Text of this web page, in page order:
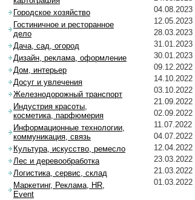
04.08.2023
12.05.2023
28.03.2023
31.01.2023
30.01.2023
09.12.2022
14.10.2022
03.10.2022
21.09.2022
02.09.2022
11.07.2022
04.07.2022
12.04.2022
23.03.2022
21.03.2022
01.03.2022
Городское хозяйство
Гостиничное и ресторанное
дело
Дача, сад, огород
Дизайн, реклама, оформление
Дом, интерьер
Досуг и увлечения
Железнодорожный транспорт
Индустрия красоты,
косметика, парфюмерия
Информационные технологии,
коммуникация, связь
Культура, искусство, ремесло
Лес и деревообработка
Логистика, сервис, склад
Маркетинг, Реклама, HR,
Event